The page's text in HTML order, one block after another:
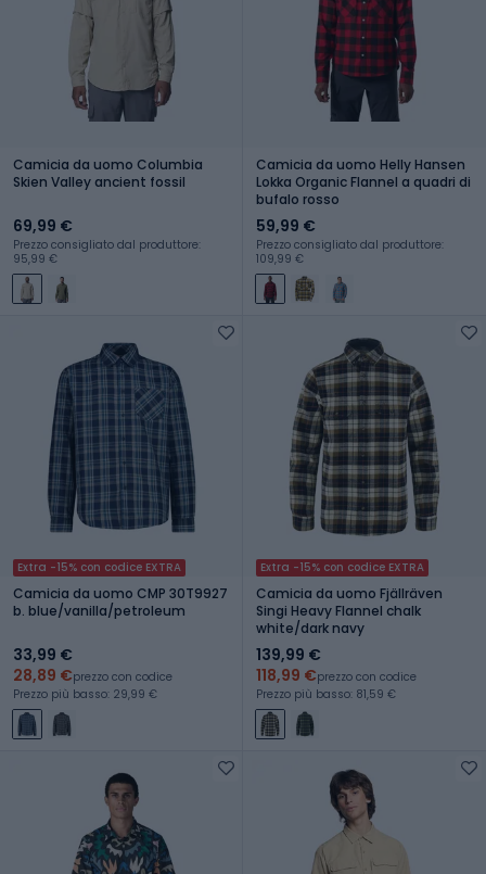
Camicia da uomo Columbia
Skien Valley ancient fossil
69,99 €
Prezzo consigliato dal produttore:
95,99 €
Camicia da uomo Helly Hansen
Lokka Organic Flannel a quadri di
bufalo rosso
59,99 €
Prezzo consigliato dal produttore:
109,99 €
Extra -15% con codice EXTRA
Camicia da uomo CMP 30T9927
b. blue/vanilla/petroleum
33,99 €
28,89 €prezzo con codice
Prezzo più basso: 29,99 €
Extra -15% con codice EXTRA
Camicia da uomo Fjällräven
Singi Heavy Flannel chalk
white/dark navy
139,99 €
118,99 €prezzo con codice
Prezzo più basso: 81,59 €